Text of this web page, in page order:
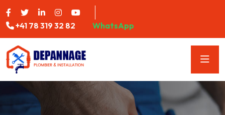
+41 78 319 32 82 WhatsApp